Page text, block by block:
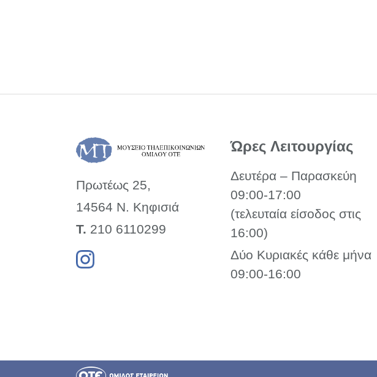
Πρωτέως 25,
14564 Ν. Κηφισιά
Τ. 210 6110299
Ώρες Λειτουργίας
Δευτέρα – Παρασκεύη
09:00-17:00
(τελευταία είσοδος στις
16:00)
Δύο Κυριακές κάθε μήνα
09:00-16:00